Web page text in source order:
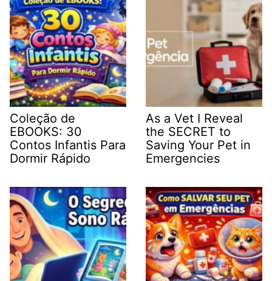
Coleção de
EBOOKS: 30
Contos Infantis Para
Dormir Rápido
As a Vet I Reveal
the SECRET to
Saving Your Pet in
Emergencies